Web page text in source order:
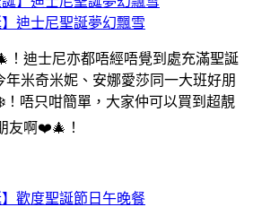
】迪士尼聖誕夢幻飄雪
！迪士尼亦都唔經唔覺到處充滿聖誕
年米奇米妮、安娜愛莎同一大班好朋
唔只咁簡單，大家仲可以買到超靚
友啊❤️🎄！
】歡度聖誕節日午晚餐